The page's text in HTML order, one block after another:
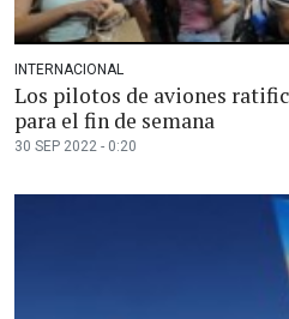
INTERNACIONAL
Los pilotos de aviones
para el fin de semana
30 SEP 2022 - 0:20